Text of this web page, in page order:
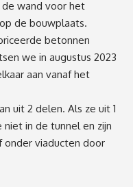
wand voor het
de bouwplaats.
betonnen
we in augustus 2023
aan vanaf het
uit 2 delen. Als ze uit 1
niet in de tunnel en zijn
onder viaducten door